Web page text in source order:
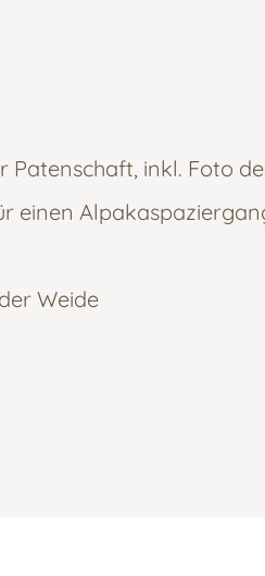
Patenschaft, inkl. Foto
einen
Weide